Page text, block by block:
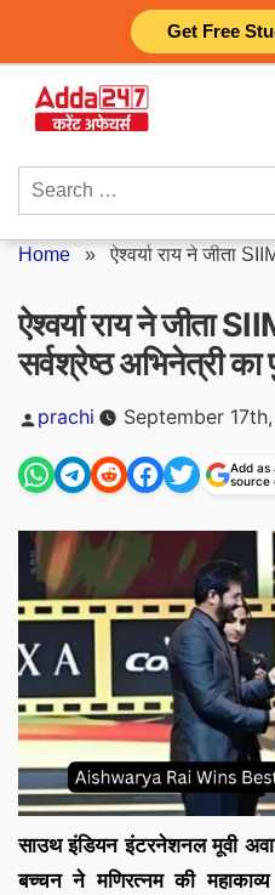
Get Free
content
Search
Home »ऐश्वर्या राय ने जीता
ऐश्वर्या राय ने जीता
सर्वश्रेष्ठ अभिनेत्री का
Posted
by
prachi September
Add as
source
साउथ इंडियन इंटरनेशनल मूवी
बच्चन ने मणिरत्नम की